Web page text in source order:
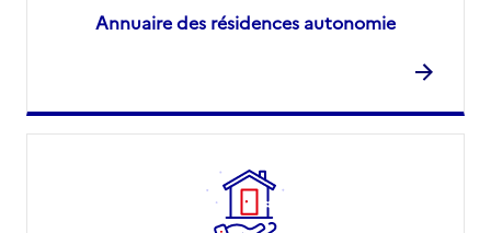
Annuaire des résidences autonomie